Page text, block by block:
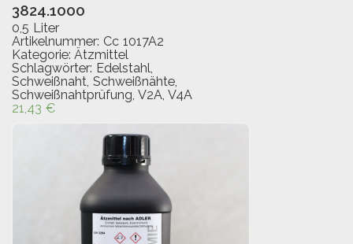
3824.1000
0,5 Liter
Artikelnummer: Cc 1017A2
Kategorie: Ätzmittel
Schlagwörter: Edelstahl
Schweißnaht Schweißnähte
Schweißnahtprüfung V2A V4A
21,43 €